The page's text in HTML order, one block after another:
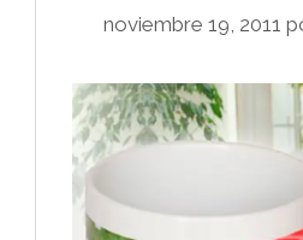
noviembre 19, 2011